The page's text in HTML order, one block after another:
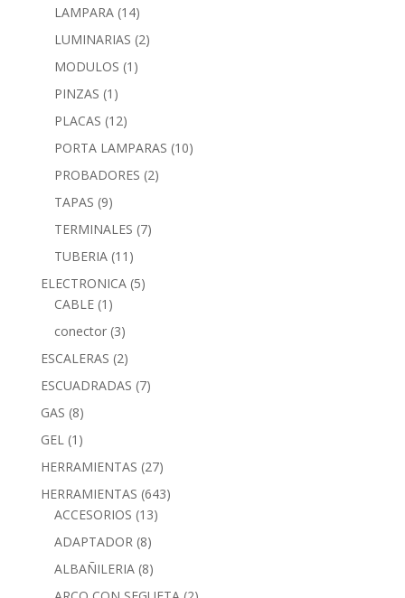
LAMPARA (14)
LUMINARIAS (2)
MODULOS (1)
PINZAS (1)
PLACAS (12)
PORTA LAMPARAS (10)
PROBADORES (2)
TAPAS (9)
TERMINALES (7)
TUBERIA (11)
ELECTRONICA (5)
CABLE (1)
conector (3)
ESCALERAS (2)
ESCUADRADAS (7)
GAS (8)
GEL (1)
HERRAMIENTAS (27)
HERRAMIENTAS (643)
ACCESORIOS (13)
ADAPTADOR (8)
ALBAÑILERIA (8)